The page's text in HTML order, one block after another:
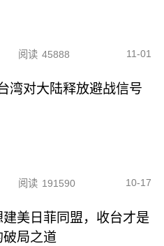
阅读 45888 11-01
湾对大陆释放避战信号
阅读 191590 10-17
建美日菲同盟，收台才是
破局之道